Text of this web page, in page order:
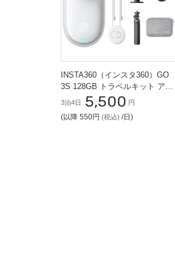
INSTA360（インスタ360）GO
3S 128GB トラベルキット アク
ションカメラ
3泊4日 5,500 円
(以降 550円 (税込) /日)